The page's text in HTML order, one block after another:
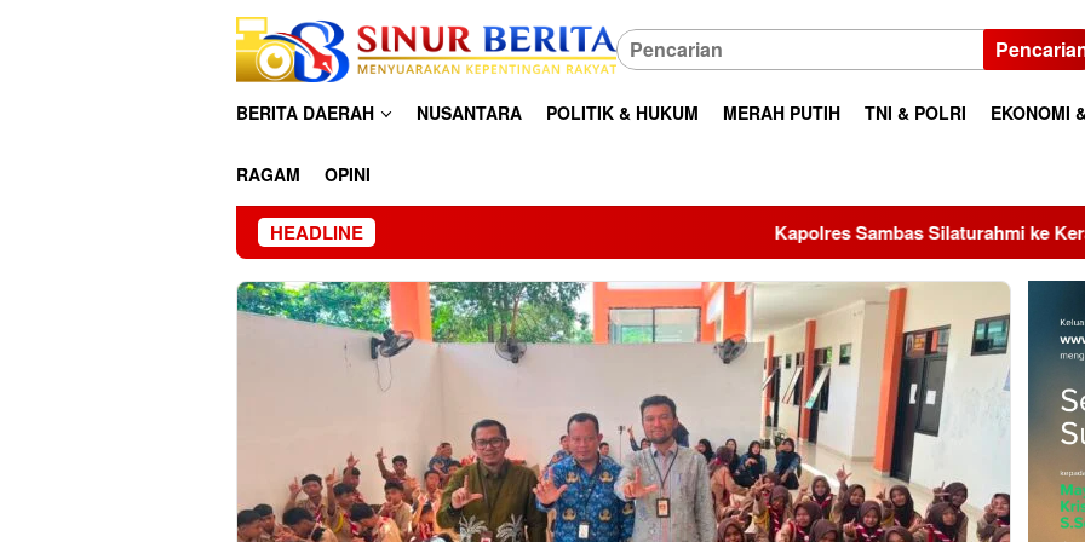
BERITA DAERAH NUSANTARA POLITIK & HUKUM MERAH PUTIH TNI & POLRI EKONOMI
RAGAM OPINI
HEADLINE Kapolres Sambas Silaturahmi ke Keraton